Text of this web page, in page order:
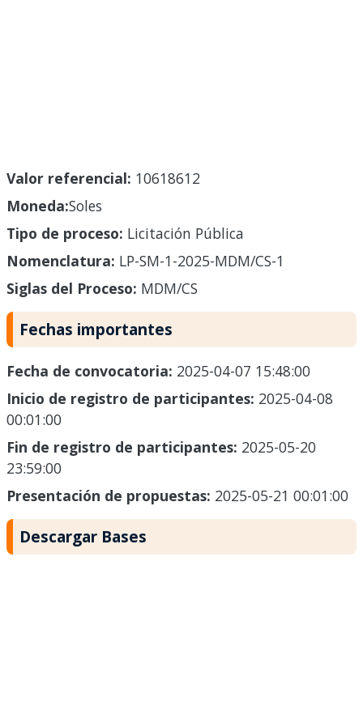
Valor referencial: 10618612
Moneda:Soles
Tipo de proceso: Licitación Pública
Nomenclatura: LP-SM-1-2025-MDM/CS-1
Siglas del Proceso: MDM/CS
Fechas importantes
Fecha de convocatoria: 2025-04-07 15:48:00
Inicio de registro de participantes: 2025-04-08
00:01:00
Fin de registro de participantes: 2025-05-20
23:59:00
Presentación de propuestas: 2025-05-21 00:01:00
Descargar Bases